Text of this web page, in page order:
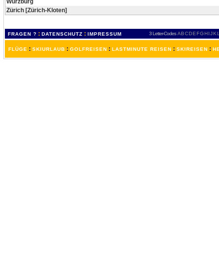
Zürich [Zürich-Kloten]
FRAGEN ? : DATENSCHUTZ : IMPRESSUM 3 Letter-Codes ABCDEFGH IJKL
FLÜGE : SKIURLAUB : GOLFREISEN : LASTMINUTE REISEN : SKIREISEN :